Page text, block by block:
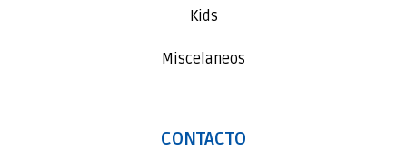
Kids
Miscelaneos
CONTACTO